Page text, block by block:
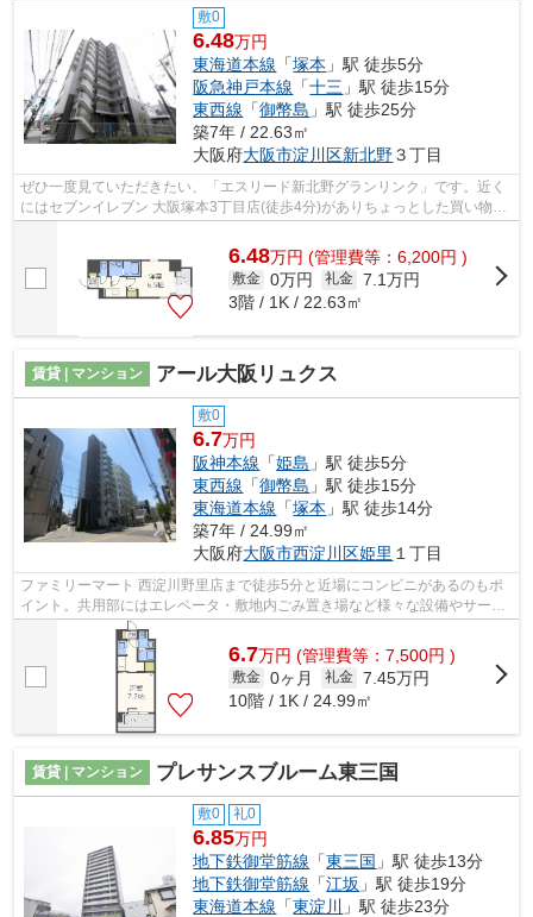
敷0
6.48万円
東海道本線 「塚本 」駅 徒歩5分
阪急神戸本線 「十三 」駅 徒歩15分
東西線 「御幣島 」駅 徒歩25分
築7年 / 22.63㎡
大阪府大阪市淀川区新北野３丁目
ぜひ一度見ていただきたい、「エスリード新北野グランリンク」です。近く
にはセブンイレブン 大阪塚本3丁目店(徒歩4分)がありちょっとした買い物に
6.48万円 (管理費等：6,200円 )
敷金 0万円 礼金 7.1万円
3階 / 1K / 22.63㎡
賃貸 | マンション アール大阪リュクス
敷0
6.7万円
阪神本線 「姫島 」駅 徒歩5分
東西線 「御幣島 」駅 徒歩15分
東海道本線 「塚本 」駅 徒歩14分
築7年 / 24.99㎡
大阪府大阪市西淀川区姫里 １丁目
ファミリーマート 西淀川野里店まで徒歩5分と近場にコンビニがあるのもポ
イント。共用部にはエレベータ・敷地内ごみ置き場など様々な設備やサービ
スが揃っているので便利です。素敵な...
6.7万円 (管理費等：7,500円 )
敷金 0ヶ月 礼金 7.45万円
10階 / 1K / 24.99㎡
賃貸 | マンション プレサンスブルーム東三国
敷0 礼0
6.85万円
地下鉄御堂筋線 「東三国 」駅 徒歩13分
地下鉄御堂筋線 「江坂 」駅 徒歩19分
東海道本線 「東淀川
」駅 徒歩23分